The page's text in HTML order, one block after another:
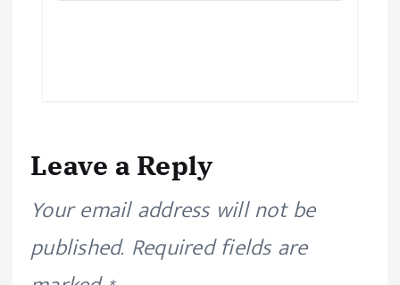
Leave a Reply
Your email address will not be
published. Required fields are